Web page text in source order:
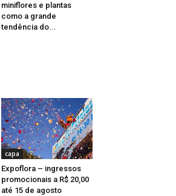
miniflores e plantas
como a grande
tendência do...
capa
Expoflora – ingressos
promocionais a R$ 20,00
até 15 de agosto